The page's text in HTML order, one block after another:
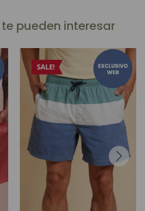
pueden interesar